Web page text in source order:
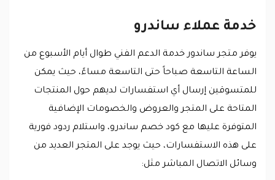
خدمة عملاء ساندرو
يوفر متجر ساندور خدمة الدعم الفني طوال أيام الأسبوع من
الساعة التاسعة صباحاً حتى التاسعة مساءً، حيث يمكن
للمتسوقين إرسال أي استفسارات لديهم حول المنتجات
المتاحة على المتجر والعروض والخصومات الإضافية
المتوفرة عليها مع كود خصم ساندرو، واستلام ردود فورية
على هذه الاستفسارات، حيث يوجد على المتجر العديد من
وسائل الاتصال المباشر مثل: